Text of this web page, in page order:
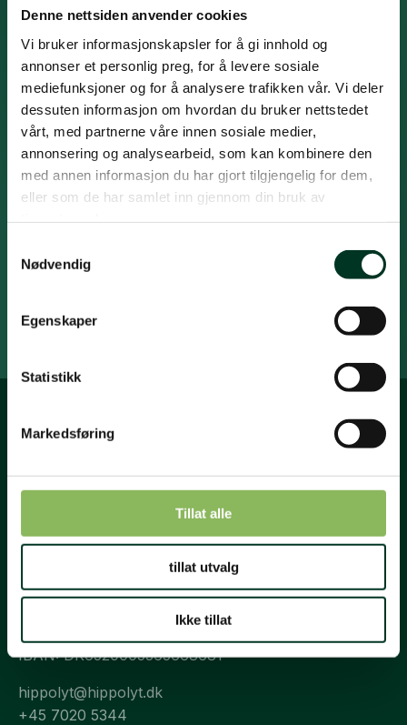
Denne nettsiden anvender cookies
Vi bruker informasjonskapsler for å gi innhold og
annonser et personlig preg, for å levere sosiale
mediefunksjoner og for å analysere trafikken vår. Vi deler
dessuten informasjon om hvordan du bruker nettstedet
vårt, med partnerne våre innen sosiale medier,
annonsering og analysearbeid, som kan kombinere den
med annen informasjon du har gjort tilgjengelig for dem,
eller som de har samlet inn gjennom din bruk av
Nødvendig
Egenskaper
Statistikk
Markedsføring
Tillat alle
tillat utvalg
Ikke tillat
veiledning og nyheter fra St.
Hippolyt
Motta den nyeste kunnskapen innen forskning på
hestefôring og veiledning for fôring av hester året
rundt. Få også nyheter fra St. Hippolyt-sortimentet.
Fornavn
*
Efternavn
*
St. Hippolyt Nordic A/S
DK-7330 Brande
IBAN: DK6520005365668681
hippolyt@hippolyt.dk
+45 7020 5344